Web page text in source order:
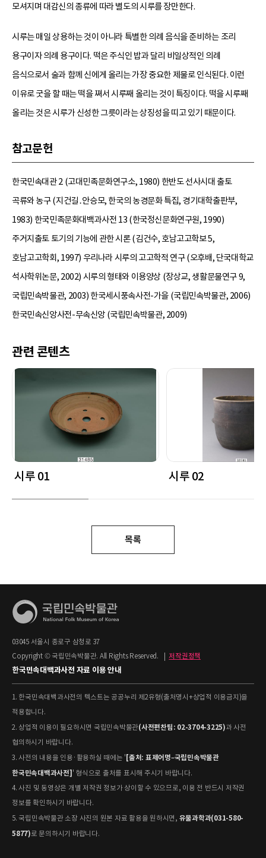
모셔지며 대감신의 종류에 따라 별도의 시루를 장만한다.
시루는 매일 상용하는 것이 아니라 특별한 의례 음식을 준비하는 조리
용구이자 의례 용구이다. 떡은 주식인 밥과 달리 비일상적인 의례
음식으로서 술과 함께 신에게 올리는 가장 중요한 제물로 인식된다. 이런
이유로 굿을 할 때는 떡을 쪄서 시루째 올리는 것이 특징이다. 떡을 시루째
올리는 것은 시루가 신성한 그릇이라는 상징성을 띠고 있기 때문이다.
참고문헌
한국민속대관 2 (고대민족문화연구소, 1980) 한반도 선사시대 출토
곡류와 농구 (지건길․안승모, 한국의 농경문화 특집, 경기대학출판부,
1983) 한국민족문화대백과사전 13 (한국정신문화연구원, 1990)
주거지출토 토기의 기능에 관한 시론 (김건수, 호남고고학보 5,
호남고고학회, 1997) 우리나라 시루의 고고학적 연구 (오후배, 단국대학교
석사학위논문, 2002) 시루의 형태와 이용양상 (장상교, 생활문물연구 9,
국립민속박물관, 2003) 한국세시풍속사전-가을 (국립민속박물관, 2006)
한국민속신앙사전-무속신앙 (국립민속박물관, 2009)
관련 콘텐츠
시루 01 시루 02
목록
03045 서울시 종로구 삼청로 37
Copyright © 국립민속박물관. All Rights Reserved.
저작권정책
한국민속대백과사전 자료 이용 안내
1. 한국민속대백과사전의 텍스트는 공공누리 제2유형(출처명시+상업적 이용금지)을
적용합니다.
2. 상업적 이용이 필요하시면 국립민속박물관(사전편찬팀: 02-3704-3225)과 사전
협의하시기 바랍니다.
3. 사전의 내용을 인용·활용하실 때에는 ' [출처: 표제어명–국립민속박물관
한국민속대백과사전] ' 형식으로 출처를 표시해 주시기 바랍니다.
4. 사진 및 동영상은 개별 저작권 정보가 상이할 수 있으므로, 이용 전 반드시 저작권
정보를 확인하시기 바랍니다.
5. 국립민속박물관 소장 사진의 원본 자료 활용을 원하시면, 유물과학과(031-580-
5877)로 문의하시기 바랍니다.